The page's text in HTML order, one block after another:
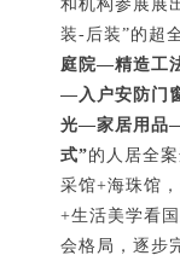
和机构参展展
装-后装”的超
庭院—精造工
—入户安防门
光—家居用品
式”的人居全
采馆+海珠馆
+生活美学看
会格局，逐步